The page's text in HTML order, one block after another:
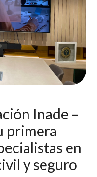
Inade –
primera
en
y seguro